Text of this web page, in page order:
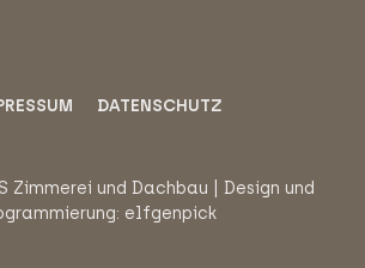
Zimmerei und Dachbau | Design und
elfgenpick
DATENSCHUTZ